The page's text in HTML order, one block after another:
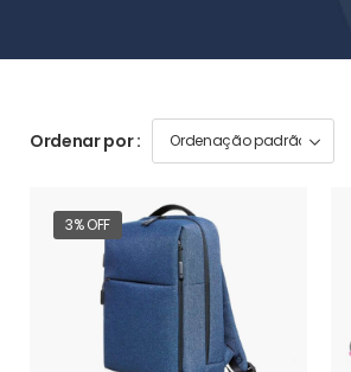
Ordenar por :
3% OFF